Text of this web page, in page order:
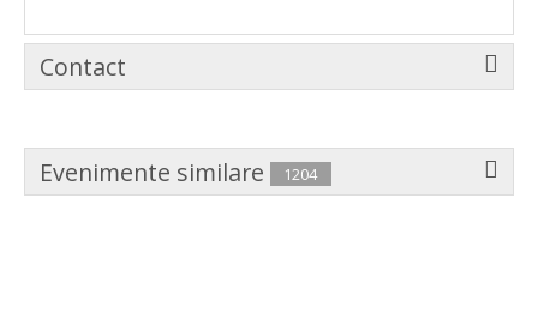
Contact
Evenimente similare 1204